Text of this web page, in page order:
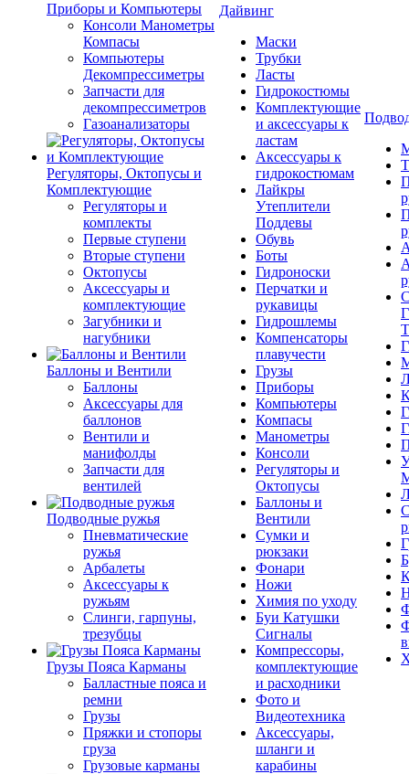
Приборы и Компьютеры
Консоли Манометры
Компасы
Компьютеры
Декомпрессиметры
Запчасти для
декомпрессиметров
Газоанализаторы
Регуляторы, Октопусы и
Комплектующие
Регуляторы и
комплекты
Первые ступени
Вторые ступени
Октопусы
Аксессуары и
комплектующие
Загубники и
нагубники
Баллоны и Вентили
Баллоны
Аксессуары для
баллонов
Вентили и
манифолды
Запчасти для
вентилей
Подводные ружья
Пневматические
ружья
Арбалеты
Аксессуары к
ружьям
Слинги, гарпуны,
трезубцы
Грузы Пояса Карманы
Балластные пояса и
ремни
Грузы
Пряжки и стопоры
груза
Грузовые карманы
Дайвинг
Маски
Трубки
Ласты
Гидрокостюмы
Комплектующие
и аксессуары к
ластам
Аксессуары к
гидрокостюмам
Лайкры
Утеплители
Поддевы
Обувь
Боты
Гидроноски
Перчатки и
рукавицы
Гидрошлемы
Компенсаторы
плавучести
Грузы
Приборы
Компьютеры
Компасы
Манометры
Консоли
Регуляторы и
Октопусы
Баллоны и
Вентили
Сумки и
рюкзаки
Фонари
Ножи
Химия по уходу
Буи Катушки
Сигналы
Компрессоры,
комплектующие
и расходники
Фото и
Видеотехника
Аксессуары,
шланги и
карабины